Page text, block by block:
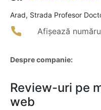
Arad, Strada Profesor
Afișează
Despre companie:
Review-uri pe
web